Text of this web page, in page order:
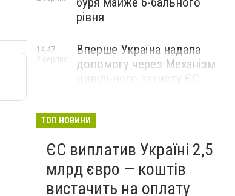
рівня
Вперше Україна надала
допомогу через Механізм
цивільного захисту ЄС
14:47
2 серпня
ТОП НОВИНИ
ЄС виплатив Україні 2,5
млрд євро — коштів
вистачить на оплату